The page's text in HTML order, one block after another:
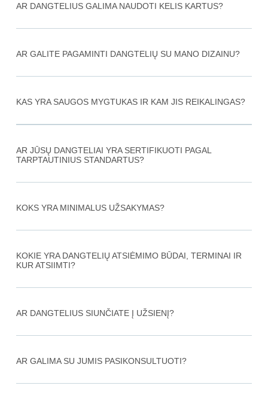
AR DANGTELIUS GALIMA NAUDOTI KELIS KARTUS?
AR GALITE PAGAMINTI DANGTELIŲ SU MANO DIZAINU?
KAS YRA SAUGOS MYGTUKAS IR KAM JIS REIKALINGAS?​
AR JŪSŲ DANGTELIAI YRA SERTIFIKUOTI PAGAL
TARPTAUTINIUS STANDARTUS?
KOKS YRA MINIMALUS UŽSAKYMAS?
KOKIE YRA DANGTELIŲ ATSIĖMIMO BŪDAI, TERMINAI IR
KUR ATSIIMTI?
AR DANGTELIUS SIUNČIATE Į UŽSIENĮ?
AR GALIMA SU JUMIS PASIKONSULTUOTI?